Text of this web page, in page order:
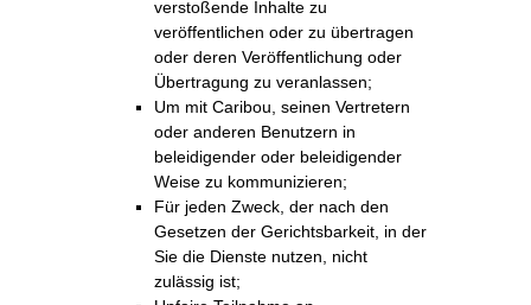
verstoßende Inhalte zu
veröffentlichen oder zu übertragen
oder deren Veröffentlichung oder
Übertragung zu veranlassen;
Um mit Caribou, seinen Vertretern
oder anderen Benutzern in
beleidigender oder beleidigender
Weise zu kommunizieren;
Für jeden Zweck, der nach den
Gesetzen der Gerichtsbarkeit, in der
Sie die Dienste nutzen, nicht
zulässig ist;